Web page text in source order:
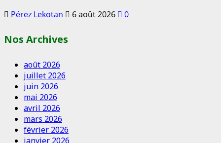
Pérez Lekotan 6 août 2026 0
Nos Archives
août 2026
juillet 2026
juin 2026
mai 2026
avril 2026
mars 2026
février 2026
janvier 2026